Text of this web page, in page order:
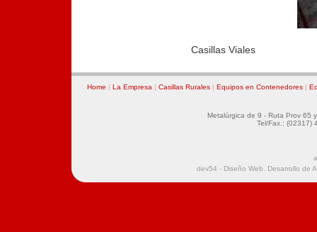
Casillas Viales
Home | La Empresa | Casillas Rurales | Equipos en Contenedores |
Metalúrgica de 9 - Ruta Prov 65
Tel/Fax.: (02317)
dev54 - Diseño Web. Desarrollo de